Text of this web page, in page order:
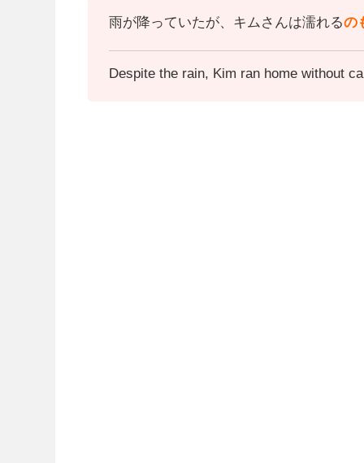
雨が降っていたが、キムさんは濡れるの
Despite the rain, Kim ran home without